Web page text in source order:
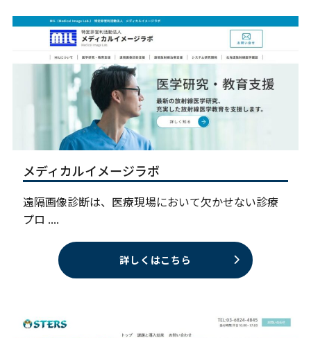
メディカルイメージラボ
遠隔画像診断は、医療現場において欠かせない診療
プロ ....
詳しくはこちら